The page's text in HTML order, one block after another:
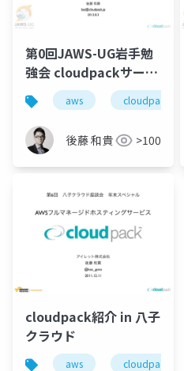
第0回JAWS-UG岩手勉
強会 cloudpackサービ
ス紹介 aws cloudpack
後藤 和貴 >100
cloudpack紹介 in 八子
クラウド
aws cloudpack